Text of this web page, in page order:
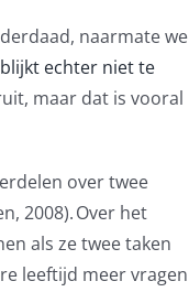
naarmate we
echter niet te
maar dat is vooral
over twee
2008).Over het
als zetwee taken
leeftijd meer vragen